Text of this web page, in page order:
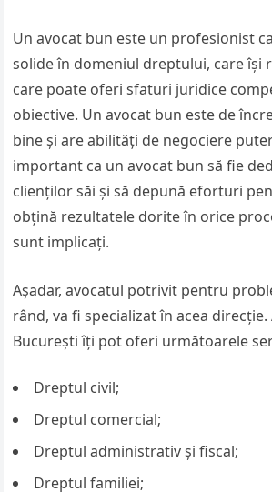
Un avocat bun este un profesionist
solide în domeniul dreptului, care își
care poate oferi sfaturi juridice
obiective. Un avocat bun este de
bine și are abilități de negociere
important ca un avocat bun să fie
clienților săi și să depună eforturi
obțină rezultatele dorite în orice
sunt implicați.
Așadar, avocatul potrivit pentru
rând, va fi specializat în acea
București îți pot oferi următoarele
Dreptul civil;
Dreptul comercial;
Dreptul administrativ și fiscal;
Dreptul familiei;